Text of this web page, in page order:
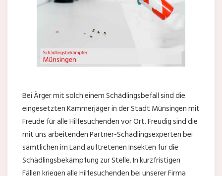
Bei Ärger mit solch einem Schädlingsbefall sind die
eingesetzten Kammerjäger in der Stadt Münsingen mit
Freude für alle Hilfesuchenden vor Ort. Freudig sind die
mit uns arbeitenden Partner-Schädlingsexperten bei
sämtlichen im Land auftretenen Insekten für die
Schädlingsbekämpfung zur Stelle. In kurzfristigen
Fällen kriegen alle Hilfesuchenden bei unserer Firma